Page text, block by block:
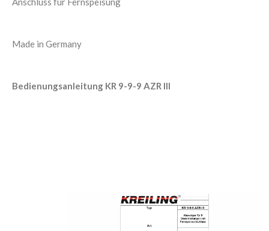
Made in Germany
Bedienungsanleitung KR 9-9-9 AZR III